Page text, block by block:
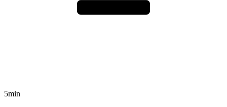
5min